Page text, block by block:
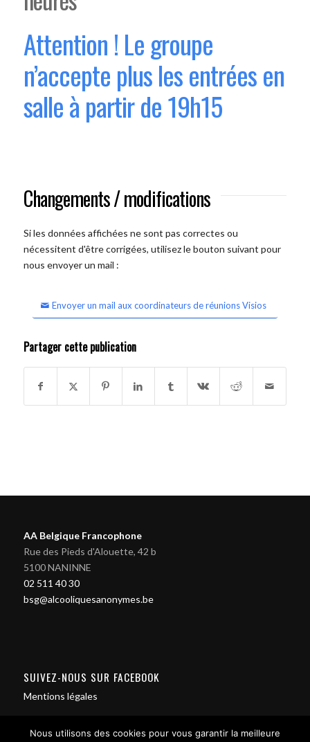
Attention ! Le groupe
n’accepte plus les entrées en
salle à partir de 19h15
Changements / modifications
Si les données affichées ne sont pas correctes ou
nécessitent d'être corrigées, utilisez le bouton suivant pour
nous envoyer un mail :
Envoyer un mail aux coordinateurs de réunions Visios
Partager cette publication
AA Belgique Francophone
Rue des Pieds d'Alouette, 42 b
5100 NANINNE
02 511 40 30
bsg@alcooliquesanonymes.be
SUIVEZ-NOUS SUR FACEBOOK
Mentions légales
Nous utilisons des cookies pour vous garantir la meilleure